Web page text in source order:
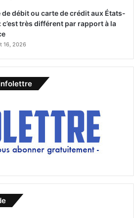
de débit ou carte de crédit aux États-
c’est très différent par rapport à la
16, 2026